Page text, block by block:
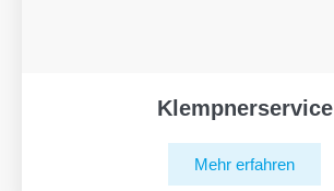
Klempnerservice
Mehr erfahren